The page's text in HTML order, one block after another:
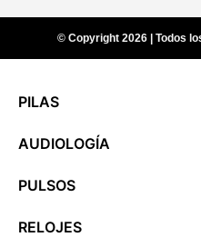
© Copyright 2026 | Todos
PILAS
AUDIOLOGÍA
PULSOS
RELOJES